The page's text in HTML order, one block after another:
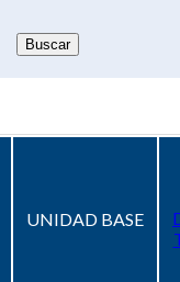
UNIDAD BASE